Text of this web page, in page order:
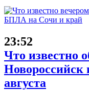
23:52
Что известно
Новороссийск
августа